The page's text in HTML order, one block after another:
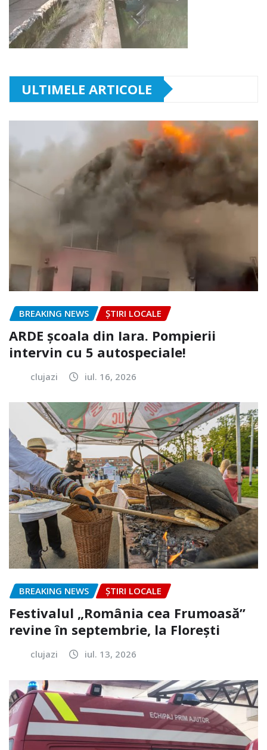
ULTIMELE ARTICOLE
BREAKING NEWS ȘTIRI LOCALE
ARDE școala din Iara. Pompierii
intervin cu 5 autospeciale!
clujazi iul. 16, 2026
BREAKING NEWS ȘTIRI LOCALE
Festivalul „România cea Frumoasă”
revine în septembrie, la Florești
clujazi iul. 13, 2026